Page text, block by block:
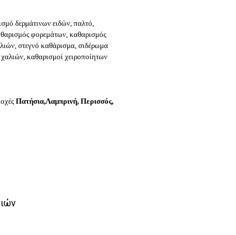
δερμάτινων ειδών, παλτό,
φορεμάτων, καθαρισμός
στεγνό καθάρισμα, σιδέρωμα
καθαρισμοί χειροποίητων
Πατήσια,Λαμπρινή, Περισσός,